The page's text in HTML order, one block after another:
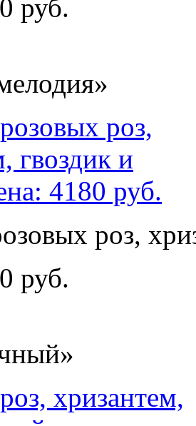
руб.
роз,
руб.